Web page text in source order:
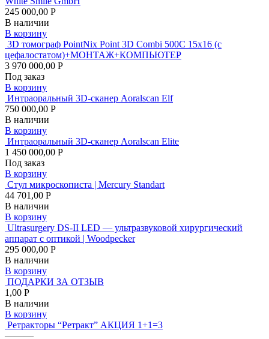
245 000,00 Р
В наличии
В корзину
3D томограф PointNix Point 3D Combi 500C 15х16 (с
цефалостатом)+МОНТАЖ+КОМПЬЮТЕР
3 970 000,00 Р
Под заказ
В корзину
Интраоральный 3D-сканер Aoralscan Elf
750 000,00 Р
В наличии
В корзину
Интраоральный 3D-сканер Aoralscan Elite
1 450 000,00 Р
Под заказ
В корзину
Стул микроскописта | Mercury Standart
44 701,00 Р
В наличии
В корзину
Ultrasurgery DS-II LED — ультразвуковой хирургический
аппарат с оптикой | Woodpecker
295 000,00 Р
В наличии
В корзину
ПОДАРКИ ЗА ОТЗЫВ
1,00 Р
В наличии
В корзину
Ретракторы “Ретракт” АКЦИЯ 1+1=3
———